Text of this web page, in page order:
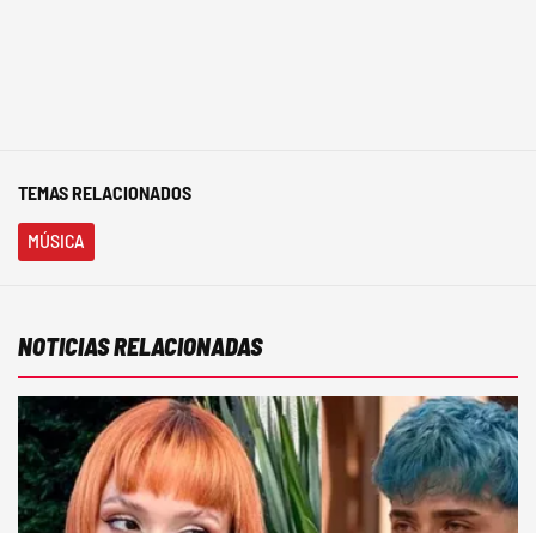
TEMAS RELACIONADOS
MÚSICA
NOTICIAS RELACIONADAS